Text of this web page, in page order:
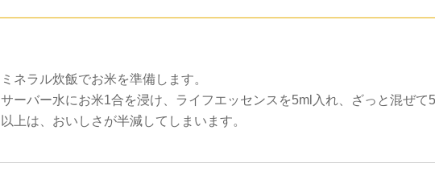
ミネラル炊飯でお米を準備します。
サーバー水にお米1合を浸け、ライフエッセンスを5ml入れ、ざっと混ぜ
以上は、おいしさが半減してしまいます。